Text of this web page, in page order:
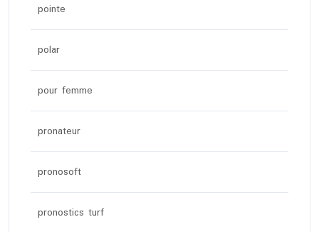
pointe
polar
pour femme
pronateur
pronosoft
pronostics turf